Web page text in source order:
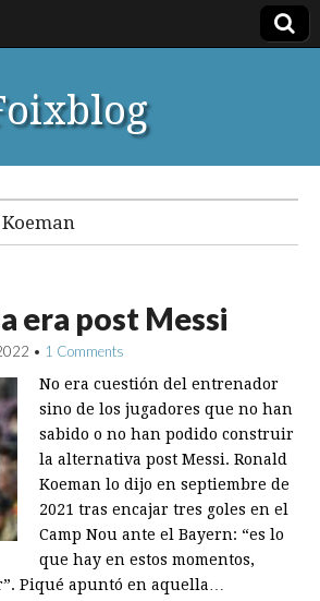
era post Messi
• 1 Comments
No era cuestión del entrenador
sino de los jugadores que no han
sabido o no han podido construir
la alternativa post Messi. Ronald
Koeman lo dijo en septiembre de
2021 tras encajar tres goles en el
Camp Nou ante el Bayern: “es lo
que hay en estos momentos,
Piqué apuntó en aquella…